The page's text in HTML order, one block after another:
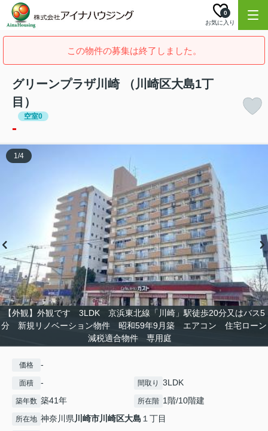
お気に入り
0
この物件の募集は終了しました。
グリーンプラザ川崎 （川崎区大島1丁
目）
空室0
-
【外観】外観です 3LDK 京浜東北線「川崎」駅徒歩20分又はバス5
分 新規リノベーション物件 昭和59年9月築 エアコン 住宅ローン
減税適合物件 専用庭
1/4
価格 -
面積 - 間取り 3LDK
築年数 築41年 所在階 1階/10階建
所在地 神奈川県川崎市川崎区大島 １丁目